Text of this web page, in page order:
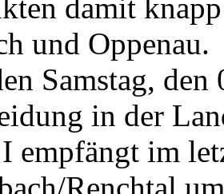
damit
und Oppenau.
Samstag,
in der
empfängt im
Renchtal